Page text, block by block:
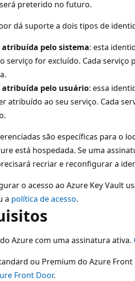
preterido no futuro.
dá suporte a dois tipos de
pelo sistema: esta
serviço for excluído. Cada
pelo usuário: essa
atribuído ao seu serviço. Cada
são específicas para o
está hospedada. Se uma
recriar e reconfigurar a
o acesso ao Azure Key Vault
a política de acesso.
Azure com uma assinatura ativa.
ou Premium do Azure
Front Door.